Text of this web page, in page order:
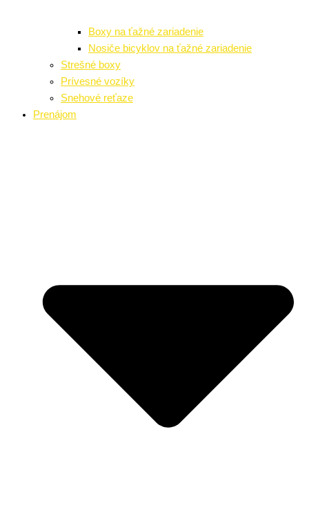
Boxy na ťažné zariadenie
Nosiče bicyklov na ťažné zariadenie
Strešné boxy
Prívesné vozíky
Snehové reťaze
Prenájom